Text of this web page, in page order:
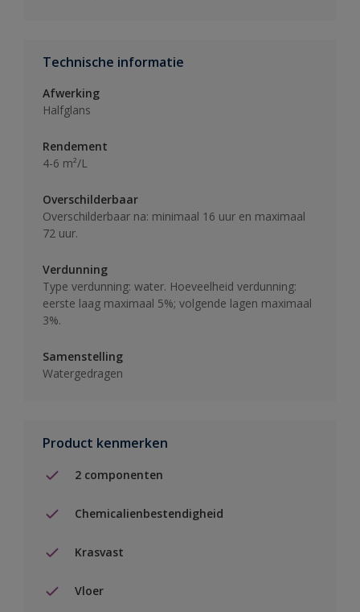
Technische informatie
Afwerking
Halfglans
Rendement
4-6 m²/L
Overschilderbaar
Overschilderbaar na: minimaal 16 uur en maximaal
72 uur.
Verdunning
Type verdunning: water. Hoeveelheid verdunning:
eerste laag maximaal 5%; volgende lagen maximaal
3%.
Samenstelling
Watergedragen
Product kenmerken
2 componenten
Chemicalienbestendigheid
Krasvast
Vloer